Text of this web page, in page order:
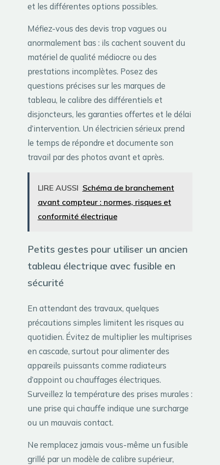
et les différentes options possibles.
Méfiez-vous des devis trop vagues ou
anormalement bas : ils cachent souvent du
matériel de qualité médiocre ou des
prestations incomplètes. Posez des
questions précises sur les marques de
tableau, le calibre des différentiels et
disjoncteurs, les garanties offertes et le délai
d’intervention. Un électricien sérieux prend
le temps de répondre et documente son
travail par des photos avant et après.
LIRE AUSSI Schéma de branchement
avant compteur : normes, risques et
conformité électrique
Petits gestes pour utiliser un ancien
tableau électrique avec fusible en
sécurité
En attendant des travaux, quelques
précautions simples limitent les risques au
quotidien. Évitez de multiplier les multiprises
en cascade, surtout pour alimenter des
appareils puissants comme radiateurs
d’appoint ou chauffages électriques.
Surveillez la température des prises murales :
une prise qui chauffe indique une surcharge
ou un mauvais contact.
Ne remplacez jamais vous-même un fusible
grillé par un modèle de calibre supérieur,